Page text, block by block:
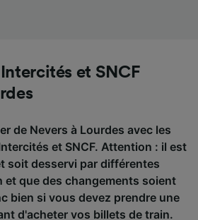
et SNCF
de Nevers à Lourdes avec les
et SNCF. Attention : il est
soit desservi par différentes
et que des changements soient
bien si vous devez prendre une
d'acheter vos billets de train.